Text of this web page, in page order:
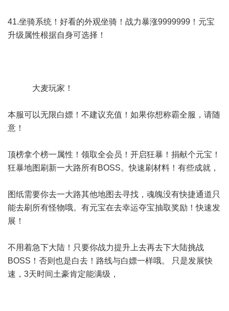
41.坐骑系统！好看的外观坐骑！战力暴涨9999999！元宝
升级属性根据自身可选择！
大麦玩家！
本服可以无限白嫖！不建议充值！如果你想称霸全服，请随
意！
顶榜拿个榜一属性！领取全会员！开启狂暴！捐献个元宝！
狂暴地图刷新一大路所有BOSS。快速刷材料！有些成就，
图纸需要你去一大路其他地图去寻找，魂魄没有快捷通道只
能去刷所有怪物哦。有元宝在去幸运夺宝抽取奖励！快速发
展！
不用着急下大陆！只要你战力提升上去再去下大陆挑战
BOSS！否则也是白去！路线与白嫖一样哦。 只是发展快
速，3天时间土豪肯定能满级，